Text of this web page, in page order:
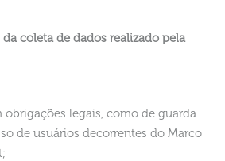
coleta de dados realizado pela
obrigações legais, como de guarda
de usuários decorrentes do Marco